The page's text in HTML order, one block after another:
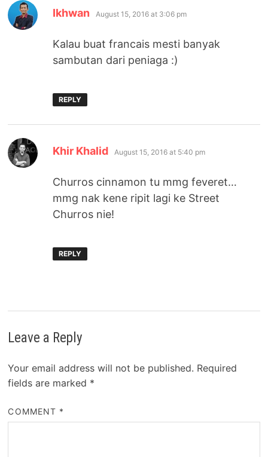
Ikhwan says:
August 15, 2016 at 3:06 pm
Kalau buat francais mesti banyak
sambutan dari peniaga :)
REPLY
Khir Khalid says:
August 15, 2016 at 5:40 pm
Churros cinnamon tu mmg feveret…
mmg nak kene ripit lagi ke Street
Churros nie!
REPLY
Leave a Reply
Your email address will not be published. Required
fields are marked *
COMMENT *